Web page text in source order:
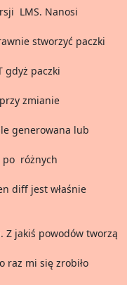
LMS. Nanosi